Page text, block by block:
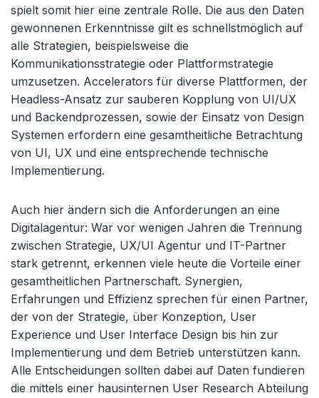
spielt somit hier eine zentrale Rolle. Die aus den Daten
gewonnenen Erkenntnisse gilt es schnellstmöglich auf
alle Strategien, beispielsweise die
Kommunikationsstrategie oder Plattformstrategie
umzusetzen. Accelerators für diverse Plattformen, der
Headless-Ansatz zur sauberen Kopplung von UI/UX
und Backendprozessen, sowie der Einsatz von Design
Systemen erfordern eine gesamtheitliche Betrachtung
von UI, UX und eine entsprechende technische
Implementierung.
Auch hier ändern sich die Anforderungen an eine
Digitalagentur: War vor wenigen Jahren die Trennung
zwischen Strategie, UX/UI Agentur und IT-Partner
stark getrennt, erkennen viele heute die Vorteile einer
gesamtheitlichen Partnerschaft. Synergien,
Erfahrungen und Effizienz sprechen für einen Partner,
der von der Strategie, über Konzeption, User
Experience und User Interface Design bis hin zur
Implementierung und dem Betrieb unterstützen kann.
Alle Entscheidungen sollten dabei auf Daten fundieren
die mittels einer hausinternen User Research Abteilung